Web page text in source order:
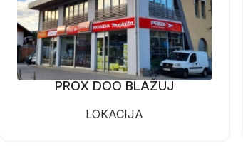
PROX DOO BLAŽUJ
LOKACIJA